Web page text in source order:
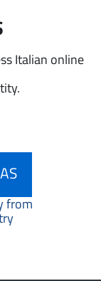
Italian online
from